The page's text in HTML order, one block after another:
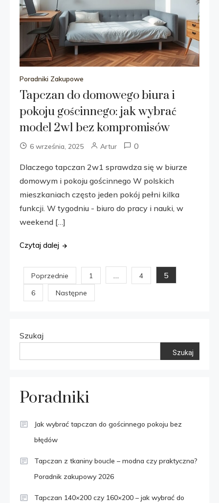
Poradniki Zakupowe
Tapczan do domowego biura i
pokoju gościnnego: jak wybrać
model 2w1 bez kompromisów
6 września, 2025 Artur 0
Dlaczego tapczan 2w1 sprawdza się w biurze
domowym i pokoju gościnnego W polskich
mieszkaniach często jeden pokój pełni kilka
funkcji. W tygodniu - biuro do pracy i nauki, w
weekend […]
Czytaj dalej
Stronicowanie
wpisów
Poprzednie 1 … 4 5
6 Następne
Szukaj
Szukaj
Poradniki
Jak wybrać tapczan do gościnnego pokoju bez
błędów
Tapczan z tkaniny boucle – modna czy praktyczna?
Poradnik zakupowy 2026
Tapczan 140×200 czy 160×200 – jak wybrać do